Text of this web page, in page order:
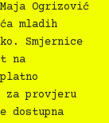
Ogrizović
mladih
Smjernice
na
za provjeru